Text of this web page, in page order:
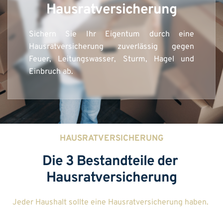
Hausratversicherung
Sichern Sie Ihr Eigentum durch eine
Hausratversicherung zuverlässig gegen
Feuer, Leitungswasser, Sturm, Hagel und
Einbruch ab.
HAUSRATVERSICHERUNG
Die 3 Bestandteile der
Hausratversicherung
Jeder Haushalt sollte eine Hausratversicherung haben.